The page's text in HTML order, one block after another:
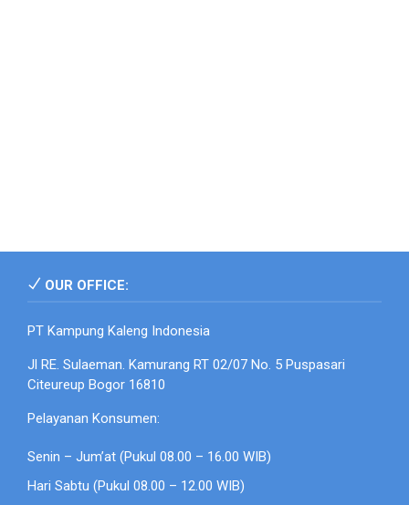
OUR OFFICE:
PT Kampung Kaleng Indonesia
Jl RE. Sulaeman. Kamurang RT 02/07 No. 5 Puspasari
Citeureup Bogor 16810
Pelayanan Konsumen:
Senin – Jum’at (Pukul 08.00 – 16.00 WIB)
Hari Sabtu (Pukul 08.00 – 12.00 WIB)